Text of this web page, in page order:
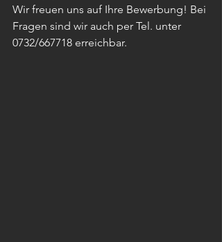
Wir freuen uns auf Ihre Bewerbung! Bei
Fragen sind wir auch per Tel. unter
0732/667718 erreichbar.